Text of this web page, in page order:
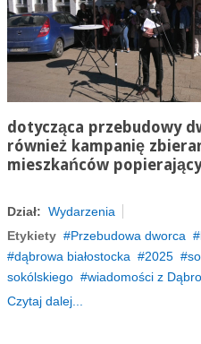
dotycząca przebudowy
również kampanię
mieszkańców
Dział: Wydarzenia
Etykiety
Przebudowa dworca
dąbrowa białostocka
2025
sokólskiego
wiadomości z
Czytaj dalej...